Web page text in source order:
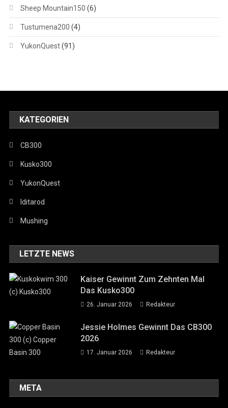
Sheep Mountain150 (6)
Tustumena200 (4)
YukonQuest(91)
KATEGORIEN
CB300
Kusko300
YukonQuest
Iditarod
Mushing
LETZTE NEWS
Kaiser Gewinnt Zum Zehnten Mal
Das Kusko300
26. Januar 2026 Redakteur
Jessie Holmes Gewinnt Das CB300
2026
17. Januar 2026 Redakteur
META